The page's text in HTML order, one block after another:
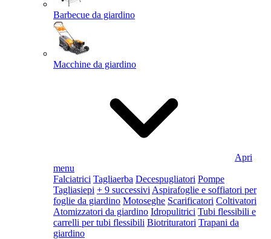
Barbecue da giardino
Macchine da giardino
Apri
menu
Falciatrici Tagliaerba Decespugliatori Pompe
Tagliasiepi + 9 successivi Aspirafoglie e soffiatori per
foglie da giardino Motoseghe Scarificatori Coltivatori
Atomizzatori da giardino Idropulitrici Tubi flessibili e
carrelli per tubi flessibili Biotrituratori Trapani da
giardino